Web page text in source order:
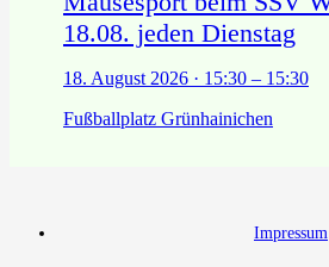
18.08. jeden Dienstag
18. August 2026 · 15:30 – 15:30
Fußballplatz Grünhainichen
Impressum